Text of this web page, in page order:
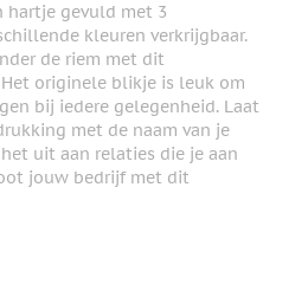
hartje gevuld met 3
kleuren verkrijgbaar.
de riem met dit
originele blikje is leuk om
bij iedere gelegenheid. Laat
met de naam van je
uit aan relaties die je aan
jouw bedrijf met dit